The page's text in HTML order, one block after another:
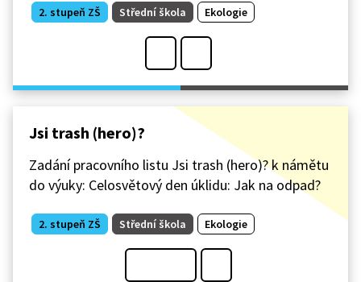
2. stupeň ZŠ Střední škola Ekologie
Jsi trash (hero)?
Zadání pracovního listu Jsi trash (hero)? k námětu
do výuky: Celosvětový den úklidu: Jak na odpad?
2. stupeň ZŠ Střední škola Ekologie